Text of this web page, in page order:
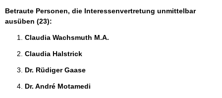
Betraute Personen, die Interessenvertretung unmittelbar
ausüben (23):
Claudia Wachsmuth M.A.
Claudia Halstrick
Dr. Rüdiger Gaase
Dr. André Motamedi